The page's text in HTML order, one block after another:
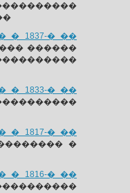
1837-� ��
������
1833-� ��
1817-� ��
�
1816-� ��